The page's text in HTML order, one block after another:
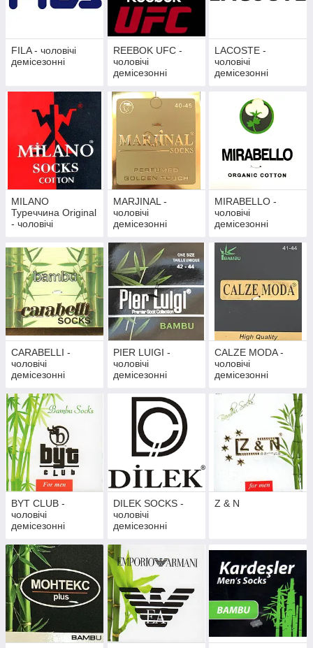
FILA - чоловічі
демісезонні
REEBOK UFC -
чоловічі
демісезонні
LACOSTE -
чоловічі
демісезонні
МILANO
Туреччина Original
- чоловічі
MARJINAL -
чоловічі
демісезонні
MIRABELLO -
чоловічі
демісезонні
CARABELLI -
чоловічі
демісезонні
PIER LUIGI -
чоловічі
демісезонні
CALZE MODA -
чоловічі
демісезонні
BYT CLUB -
чоловічі
демісезонні
DILEK SOCKS -
чоловічі
демісезонні
Z & N